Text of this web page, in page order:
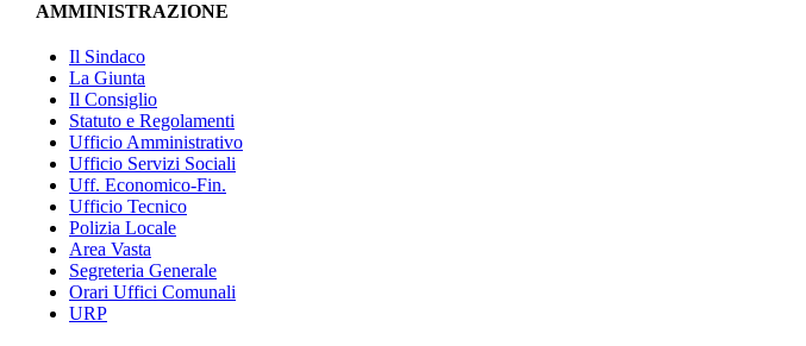
AMMINISTRAZIONE
Il Sindaco
La Giunta
Il Consiglio
Statuto e Regolamenti
Ufficio Amministrativo
Ufficio Servizi Sociali
Uff. Economico-Fin.
Ufficio Tecnico
Polizia Locale
Area Vasta
Segreteria Generale
Orari Uffici Comunali
URP